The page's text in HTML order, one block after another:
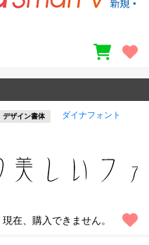
デザイン書体 ダイナフォント
現在、購入できません。